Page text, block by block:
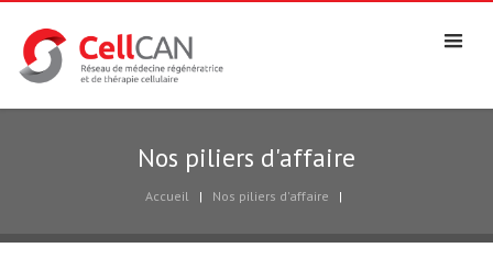
Nos piliers d'affaire
Accueil | Nos piliers d'affaire |